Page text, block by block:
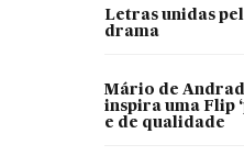
Letras unidas
drama
Mário de
inspira uma Flip
e de qualidade